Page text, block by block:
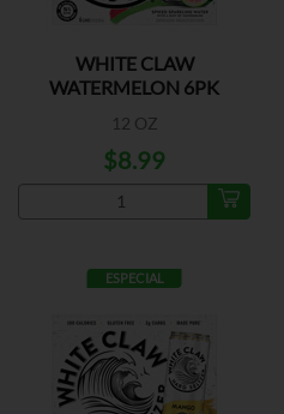
WHITE CLAW
WATERMELON 6PK
12 OZ
$8.99
ESPECIAL